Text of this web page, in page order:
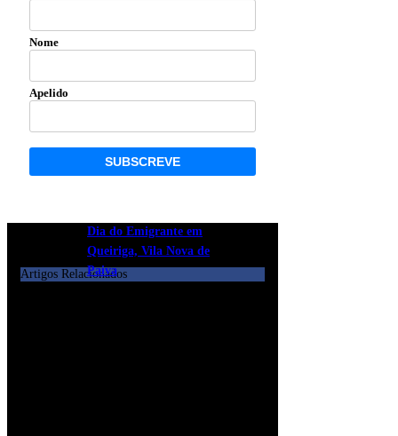
Nome
Apelido
Artigos Relacionados
Dia do Emigrante em
Queiriga, Vila Nova de
Paiva